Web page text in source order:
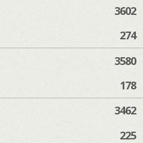
3602
274
3580
178
3462
225